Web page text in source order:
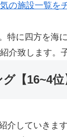
の施設一覧を
特に四方を
介致します。
【16~4位
介していきま